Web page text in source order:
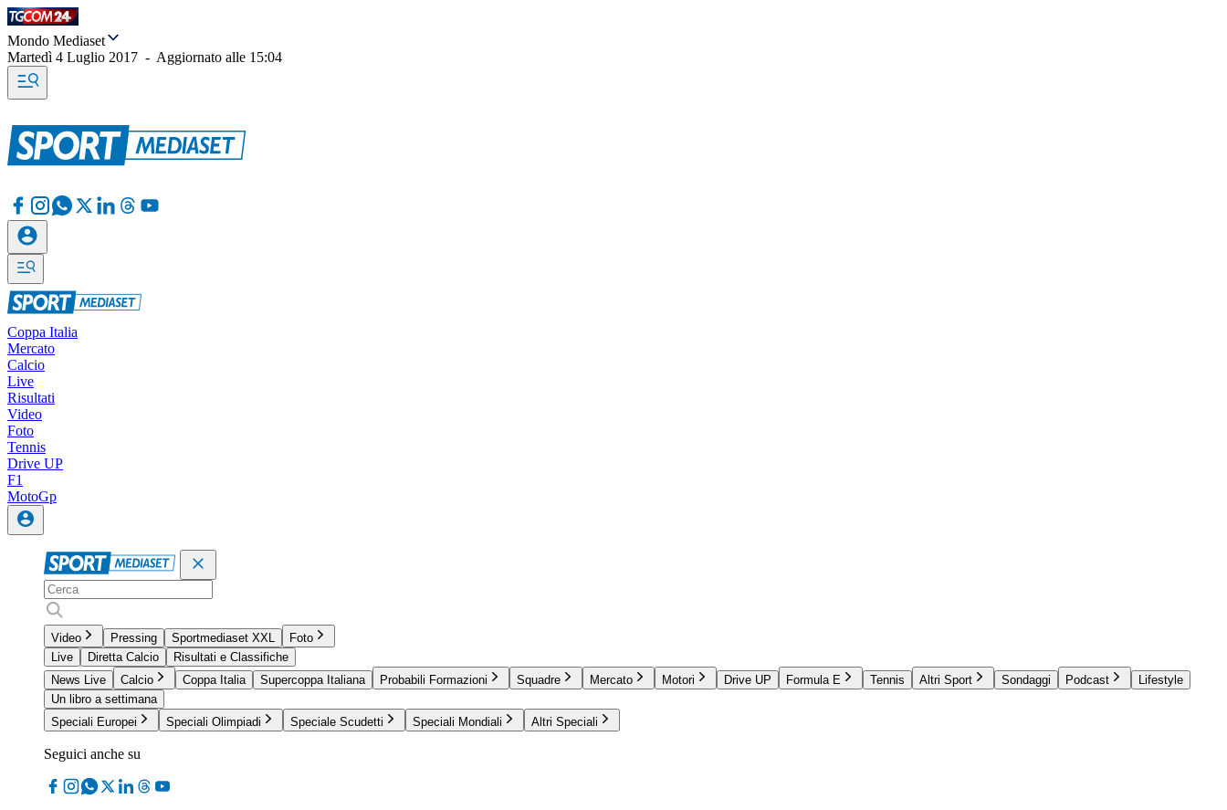
Mondo Mediaset
Martedì 4 Luglio 2017 - Aggiornato alle 15:04
Coppa Italia
Mercato
Calcio
Live
Risultati
Video
Foto
Tennis
Drive UP
F1
MotoGp
Video Pressing Sportmediaset XXL
Foto
Live
Diretta Calcio
Risultati e Classifiche
News Live
Calcio Coppa Italia Supercoppa Italiana Probabili Formazioni Squadre Mercato Motori Drive UP Formula E Tennis Altri Sport Sondaggi Podcast
Lifestyle
Un libro a settimana
Speciali Europei
Speciali Olimpiadi Speciale Scudetti Speciali Mondiali Altri Speciali
Seguici anche su